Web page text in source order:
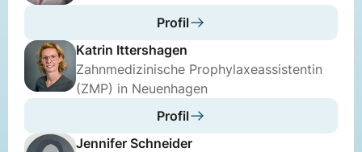
Profil
Katrin Ittershagen
Zahnmedizinische Prophylaxeassistentin
(ZMP) in Neuenhagen
Profil
Jennifer Schneider